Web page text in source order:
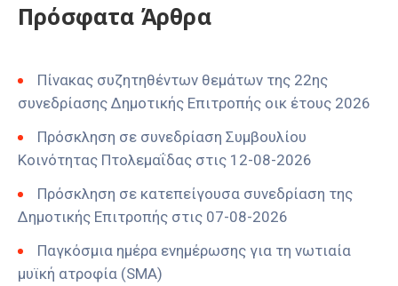
Πρόσφατα Άρθρα
Πίνακας συζητηθέντων θεμάτων της 22ης
συνεδρίασης Δημοτικής Επιτροπής οικ έτους 2026
Πρόσκληση σε συνεδρίαση Συμβουλίου
Κοινότητας Πτολεμαΐδας στις 12-08-2026
Πρόσκληση σε κατεπείγουσα συνεδρίαση της
Δημοτικής Επιτροπής στις 07-08-2026
Παγκόσμια ημέρα ενημέρωσης για τη νωτιαία
μυϊκή ατροφία (SMA)